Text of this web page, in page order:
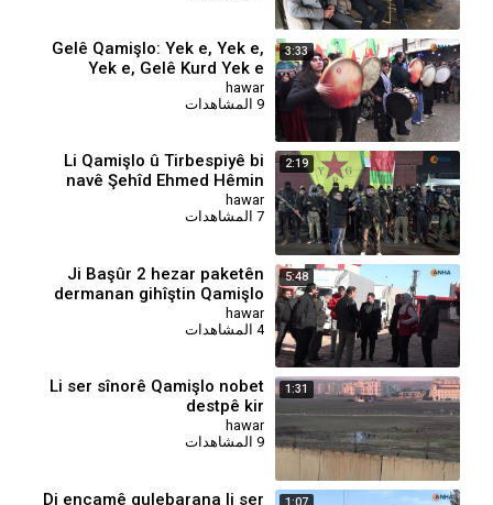
3:33
Gelê Qamişlo: Yek e, Yek e,
Yek e, Gelê Kurd Yek e
hawar
2:19
Li Qamişlo û Tirbespiyê bi
navê Şehîd Ehmed Hêmin
tabûr hatin avakirin
hawar
7 المشاهدات
5:48
Ji Başûr 2 hezar paketên
dermanan gihîştin Qamişlo
hawar
4 المشاهدات
1:31
Li ser sînorê Qamişlo nobet
destpê kir
hawar
9 المشاهدات
1:07
Di encamê gulebarana li ser